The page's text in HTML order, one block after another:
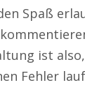
Spaß
ist
Fehler